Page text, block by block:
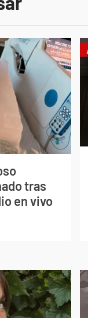
tras
en vivo